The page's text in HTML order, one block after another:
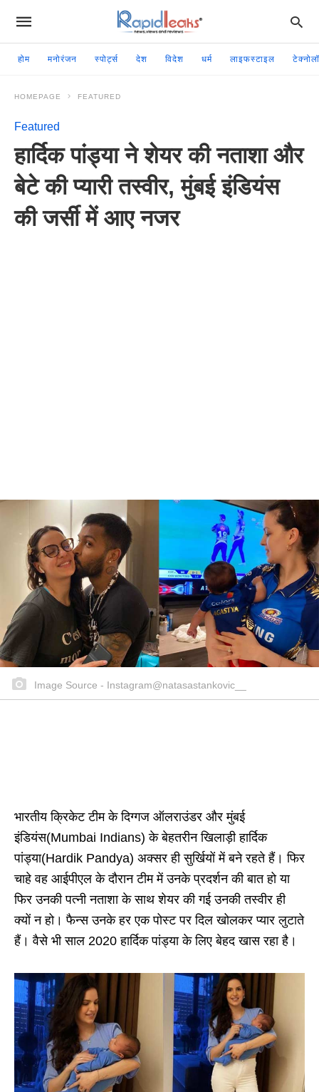
होम मनोरंजन स्पोर्ट्स देश विदेश धर्म लाइफस्टाइल
HOMEPAGE FEATURED
Featured
हार्दिक पांड्या ने शेयर की नताशा और
बेटे की प्यारी तस्वीर, मुंबई इंडियंस
की जर्सी में आए नजर
Image Source - Instagram@natasastankovic__
भारतीय क्रिकेट टीम के दिग्गज ऑलराउंडर और मुंबई
इंडियंस(Mumbai Indians) के बेहतरीन खिलाड़ी हार्दिक
पांड्या(Hardik Pandya) अक्सर ही सुर्खियों में बने रहते हैं। फिर
चाहे वह आईपीएल के दौरान टीम में उनके प्रदर्शन की बात हो या
फिर उनकी पत्नी नताशा के साथ शेयर की गई उनकी तस्वीर ही
क्यों न हो। फैन्स उनके हर एक पोस्ट पर दिल खोलकर प्यार लुटाते
हैं। वैसे भी साल 2020 हार्दिक पांड्या के लिए बेहद खास रहा है।